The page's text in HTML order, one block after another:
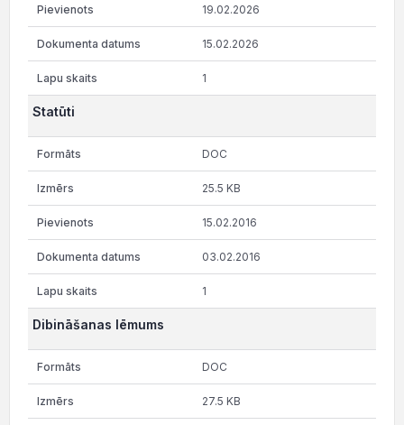
19.02.2026
15.02.2026
1
Statūti
DOC
25.5 KB
15.02.2016
03.02.2016
1
Dibināšanas lēmums
DOC
27.5 KB